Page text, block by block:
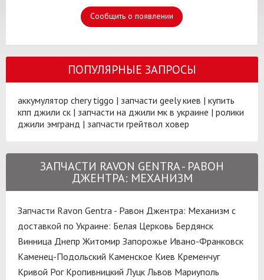
Сообщить о появлении
ПОПУЛЯРНЫЕ ЗАПРОСЫ
аккумулятор chery tiggo | запчасти geely киев | купить
кпп джили ск | запчасти на джили мк в украине | ролики
джили эмгранд | запчасти грейтвол ховер
ЗАПЧАСТИ RAVON GENTRA - РАВОН
ДЖЕНТРА: МЕХАНИЗМ
Запчасти Ravon Gentra - Равон Джентра: Механизм с
доставкой по Украине: Белая Церковь Бердянск
Винница Днепр Житомир Запорожье Ивано-Франковск
Каменец-Подольский Каменское Киев Кременчуг
Кривой Рог Кропивницкий Луцк Львов Мариуполь